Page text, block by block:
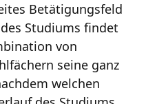
Betätigungsfeld
Studiums findet
von
seine ganz
welchen